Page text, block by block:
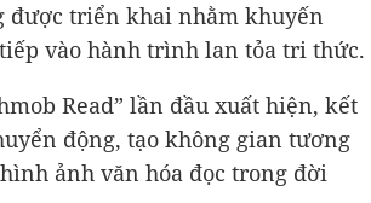
được triển khai nhằm khuyến
vào hành trình lan tỏa tri thức.
Read” lần đầu xuất hiện, kết
động, tạo không gian tương
ảnh văn hóa đọc trong đời